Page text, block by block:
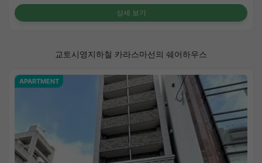
상세 보기
교토시영지하철 카라스마선의 쉐어하우스
APARTMENT